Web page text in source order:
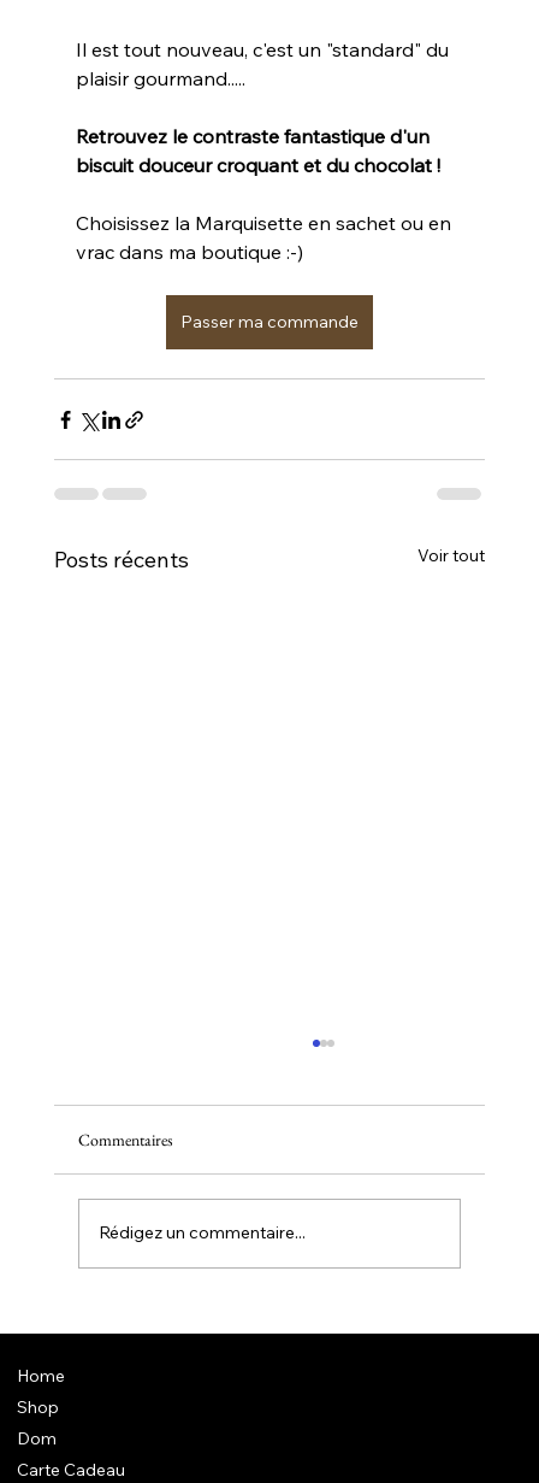
Il est tout nouveau, c'est un "standard" du
plaisir gourmand.....
Retrouvez le contraste fantastique d'un
biscuit douceur croquant et du chocolat !
Choisissez la Marquisette en sachet ou en
vrac dans ma boutique :-)
Passer ma commande
Posts récents Voir tout
Se rencontrer
Commentaires
Rédigez un commentaire...
Home
Shop
Dom
Carte Cadeau